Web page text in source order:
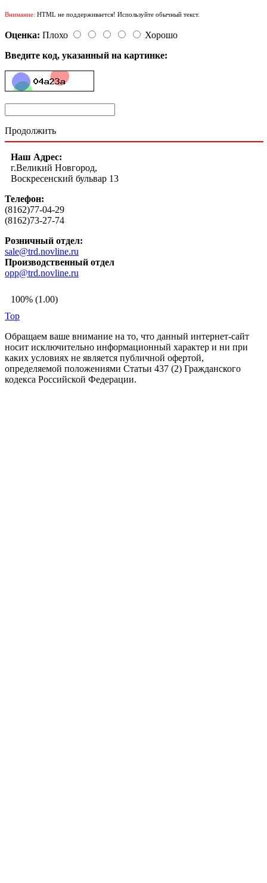
Внимание: HTML не поддерживается! Используйте обычный текст.
Оценка: Плохо
Хорошо
Введите код, указанный на картинке:
Продолжить
Наш Адрес:
г.Великий Новгород,
Воскресенский бульвар 13
Телефон:
(8162)77-04-29
(8162)73-27-74
Розничный отдел:
sale@trd.novline.ru
Производственный отдел
opp@trd.novline.ru
100% (1.00)
Top
Обращаем ваше внимание на то, что данный интернет-сайт
носит исключительно информационный характер и ни при
каких условиях не является публичной офертой,
определяемой положениями Статьи 437 (2) Гражданского
кодекса Российской Федерации.